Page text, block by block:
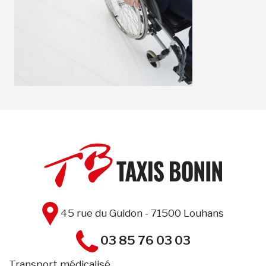
45 rue du Guidon - 71500 Louhans
03 85 76 03 03